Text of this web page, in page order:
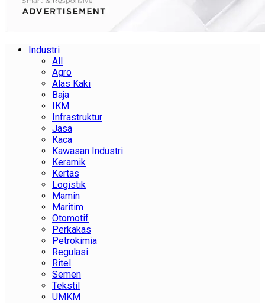
Industri
All
Agro
Alas Kaki
Baja
IKM
Infrastruktur
Jasa
Kaca
Kawasan Industri
Keramik
Kertas
Logistik
Mamin
Maritim
Otomotif
Perkakas
Petrokimia
Regulasi
Ritel
Semen
Tekstil
UMKM